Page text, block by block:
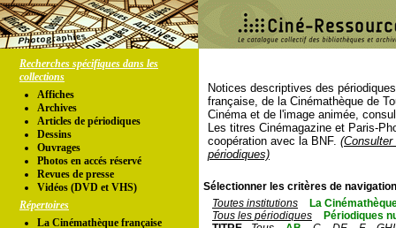
Recherches spécifiques dans les
collections
Affiches
Archives
Articles de périodiques
Dessins
Ouvrages
Photos en accés réservé
Revues de presse
Vidéos (DVD et VHS)
Répertoires
La Cinémathèque française
Notices descriptives des
française, de la Cinémathèque de
Cinéma et de l'image animée,
Les titres Cinémagazine et Paris-
coopération avec la BNF.
périodiques)
Sélectionner les critères de
Toutes institutions
La
Tous les périodiques
Périodiques